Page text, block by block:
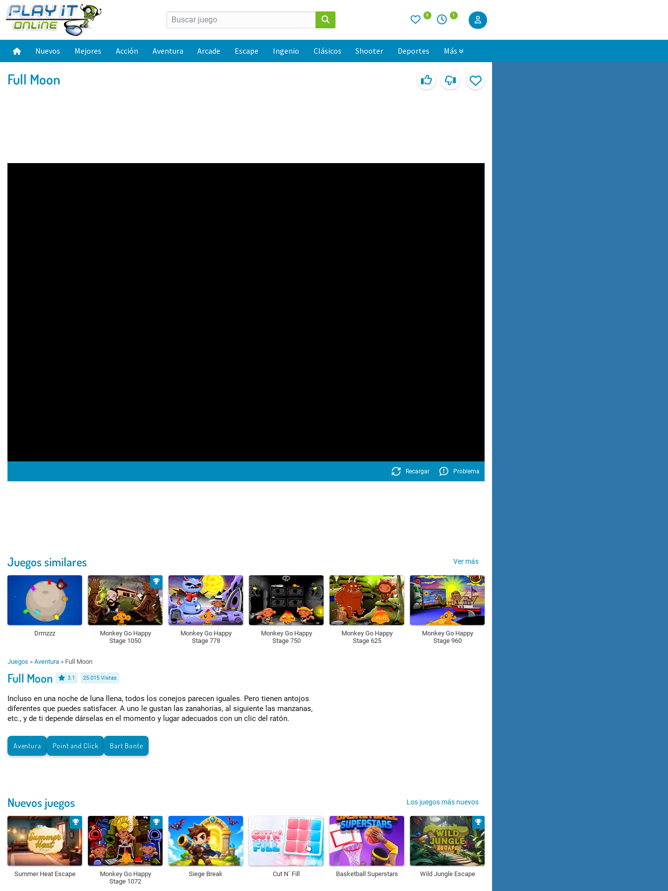
0 1
Nuevos Mejores Acción Aventura Arcade Escape Ingenio Clásicos Shooter Deportes Más
Full Moon
Recargar Problema
Juegos similares Ver más
Drmzzz
Monkey Go Happy
Stage 1050
Monkey Go Happy
Stage 778
Monkey Go Happy
Stage 750
Monkey Go Happy
Stage 625
Monkey Go Happy
Stage 960
Juegos » Aventura » Full Moon
Full Moon 3.1 25.015 Vistas
Incluso en una noche de luna llena, todos los conejos parecen iguales. Pero tienen antojos
diferentes que puedes satisfacer. A uno le gustan las zanahorias, al siguiente las manzanas,
etc., y de ti depende dárselas en el momento y lugar adecuados con un clic del ratón.
Aventura Point and Click Bart Bonte
Nuevos juegos Los juegos más nuevos
Summer Heat Escape
Monkey Go Happy
Stage 1072
Siege Break Cut N´ Fill Basketball Superstars Wild Jungle Escape